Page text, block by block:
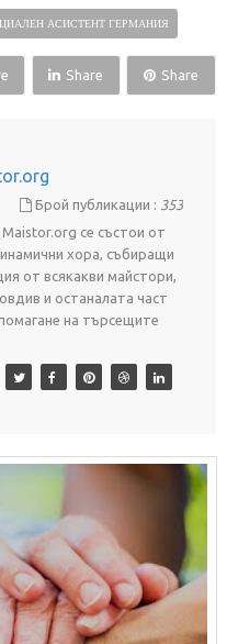
АСИСТЕНТ ГЕРМАНИЯ
Share Share
Брой публикации : 353
се състои от
хора, събиращи
от всякакви майстори,
и останалата част
на търсещите